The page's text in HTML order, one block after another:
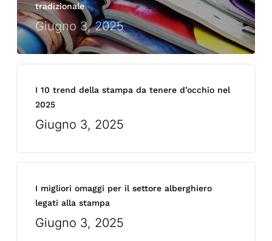
tradizionale
Giugno 3, 2025
I 10 trend della stampa da tenere d’occhio nel
2025
Giugno 3, 2025
I migliori omaggi per il settore alberghiero
legati alla stampa
Giugno 3, 2025